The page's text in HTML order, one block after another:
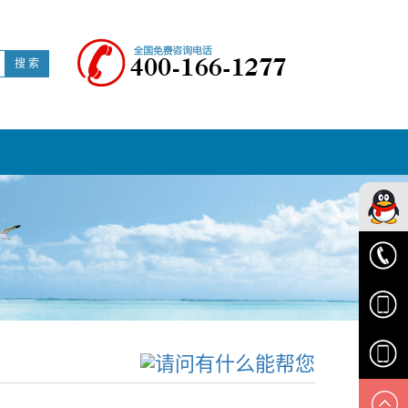
搜 索
华顺客
服
0574-